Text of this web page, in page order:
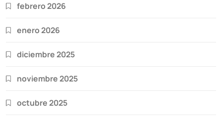
febrero 2026
enero 2026
diciembre 2025
noviembre 2025
octubre 2025